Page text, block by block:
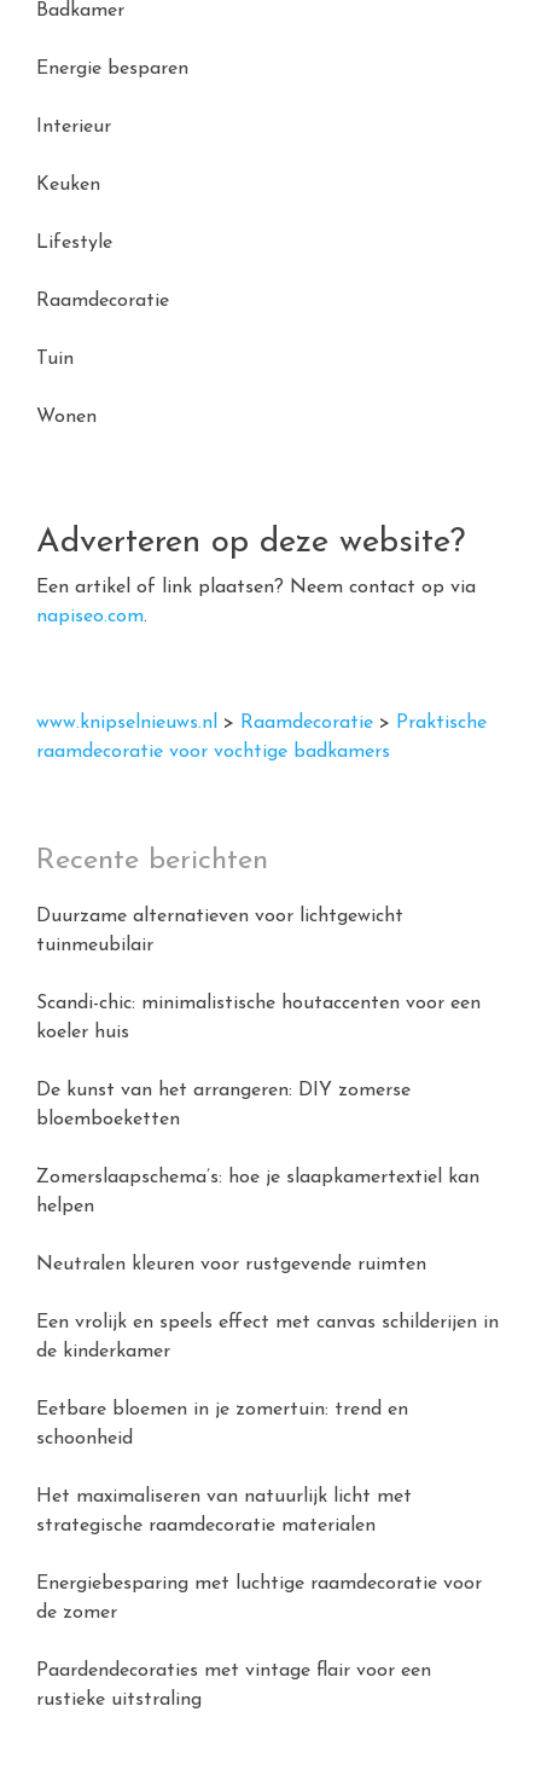
Badkamer
Energie besparen
Interieur
Keuken
Lifestyle
Raamdecoratie
Tuin
Wonen
Adverteren op deze website?
Een artikel of link plaatsen? Neem contact op via
napiseo.com.
www.knipselnieuws.nl > Raamdecoratie > Praktische
raamdecoratie voor vochtige badkamers
Recente berichten
Duurzame alternatieven voor lichtgewicht
tuinmeubilair
Scandi-chic: minimalistische houtaccenten voor een
koeler huis
De kunst van het arrangeren: DIY zomerse
bloemboeketten
Zomerslaapschema’s: hoe je slaapkamertextiel kan
helpen
Neutralen kleuren voor rustgevende ruimten
Een vrolijk en speels effect met canvas schilderijen in
de kinderkamer
Eetbare bloemen in je zomertuin: trend en
schoonheid
Het maximaliseren van natuurlijk licht met
strategische raamdecoratie materialen
Energiebesparing met luchtige raamdecoratie voor
de zomer
Paardendecoraties met vintage flair voor een
rustieke uitstraling